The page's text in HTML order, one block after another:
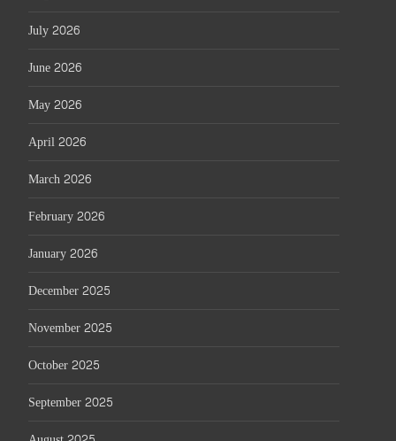
July 2026
June 2026
May 2026
April 2026
March 2026
February 2026
January 2026
December 2025
November 2025
October 2025
September 2025